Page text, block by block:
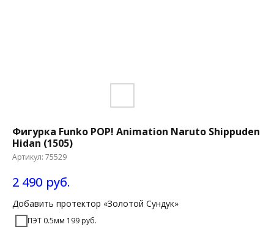
Фигурка Funko POP! Animation Naruto Shippuden
Hidan (1505)
Артикул: 75529
2 490 руб.
Добавить протектор «Золотой Сундук»
ПЭТ 0.5мм 199 руб.